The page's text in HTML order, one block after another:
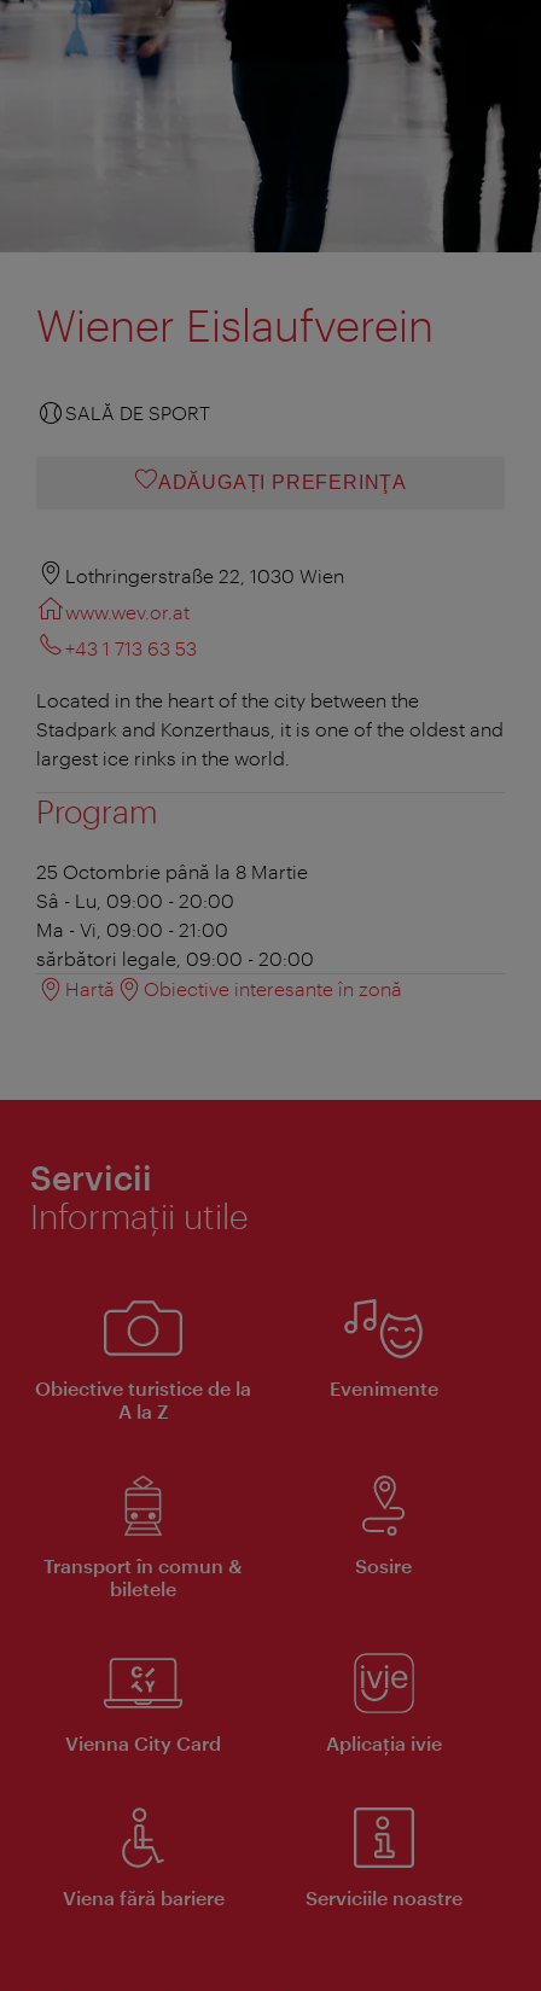
Wiener Eislaufverein
SALĂ DE SPORT
ADĂUGAȚI PREFERINŢA
Lothringerstraße 22, 1030 Wien
www.wev.or.at
+43 1 713 63 53
Located in the heart of the city between the
Stadpark and Konzerthaus, it is one of the oldest and
largest ice rinks in the world.
Program
25 Octombrie până la 8 Martie
Sâ - Lu, 09:00 - 20:00
Ma - Vi, 09:00 - 21:00
sărbători legale, 09:00 - 20:00
Hartă
Obiective interesante în zonă
Servicii
Informaţii utile
Obiective turistice de la
A la Z
Evenimente
Transport în comun &
biletele
Sosire
Vienna City Card Aplicaţia ivie
Viena fără bariere Serviciile noastre